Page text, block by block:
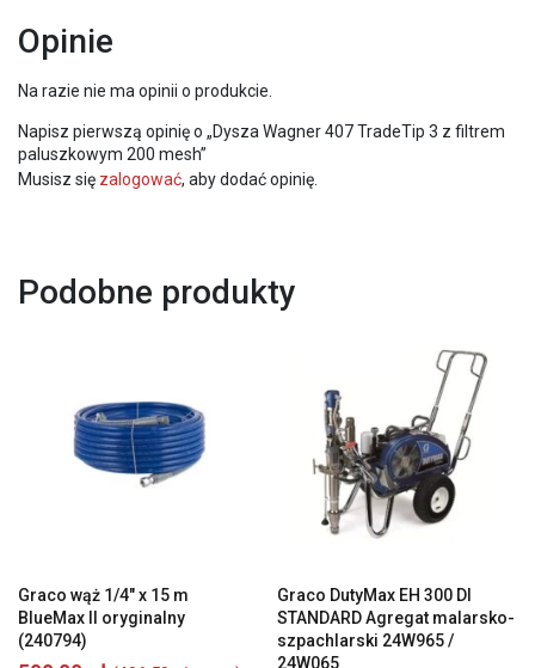
Opinie
Na razie nie ma opinii o produkcie.
Napisz pierwszą opinię o „Dysza Wagner 407 TradeTip 3 z filtrem
paluszkowym 200 mesh”
Musisz się zalogować, aby dodać opinię.
Podobne produkty
Graco wąż 1/4″ x 15 m
BlueMax II oryginalny
(240794)
Graco DutyMax EH 300 DI
STANDARD Agregat malarsko-
szpachlarski 24W965 /
24W065